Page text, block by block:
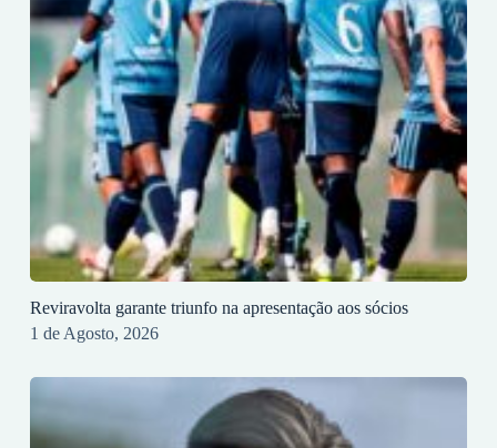
Reviravolta garante triunfo na apresentação aos sócios
1 de Agosto, 2026